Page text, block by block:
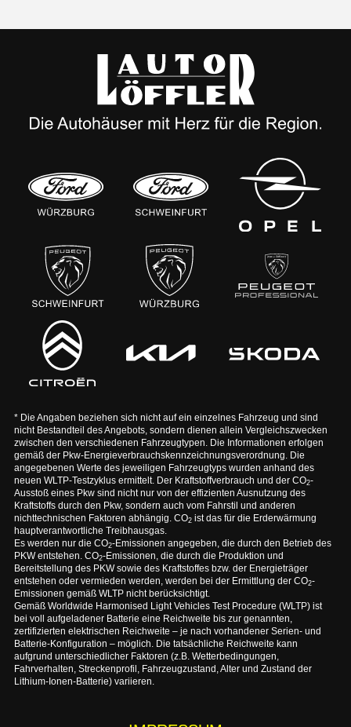
* Die Angaben beziehen sich nicht auf ein einzelnes Fahrzeug und sind
nicht Bestandteil des Angebots, sondern dienen allein Vergleichszwecken
zwischen den verschiedenen Fahrzeugtypen. Die Informationen erfolgen
gemäß der Pkw-Energieverbrauchskennzeichnungsverordnung. Die
angegebenen Werte des jeweiligen Fahrzeugtyps wurden anhand des
neuen WLTP-Testzyklus ermittelt. Der Kraftstoffverbrauch und der CO2-
Ausstoß eines Pkw sind nicht nur von der effizienten Ausnutzung des
Kraftstoffs durch den Pkw, sondern auch vom Fahrstil und anderen
nichttechnischen Faktoren abhängig. CO2ist das für die Erderwärmung
hauptverantwortliche Treibhausgas.
Es werden nur die CO2-Emissionen angegeben, die durch den Betrieb des
PKW entstehen. CO2-Emissionen, die durch die Produktion und
Bereitstellung des PKW sowie des Kraftstoffes bzw. der Energieträger
entstehen oder vermieden werden, werden bei der Ermittlung der CO2-
Emissionen gemäß WLTP nicht berücksichtigt.
Gemäß Worldwide Harmonised Light Vehicles Test Procedure (WLTP) ist
bei voll aufgeladener Batterie eine Reichweite bis zur genannten,
zertifizierten elektrischen Reichweite – je nach vorhandener Serien- und
Batterie-Konfiguration – möglich. Die tatsächliche Reichweite kann
aufgrund unterschiedlicher Faktoren (z.B. Wetterbedingungen,
Fahrverhalten, Streckenprofil, Fahrzeugzustand, Alter und Zustand der
Lithium-Ionen-Batterie) variieren.